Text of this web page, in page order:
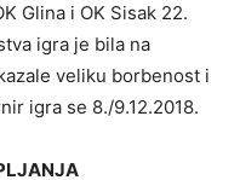
Glina i OK Sisak 22.
igra je bila na
veliku borbenost i
igra se 8./9.12.2018.